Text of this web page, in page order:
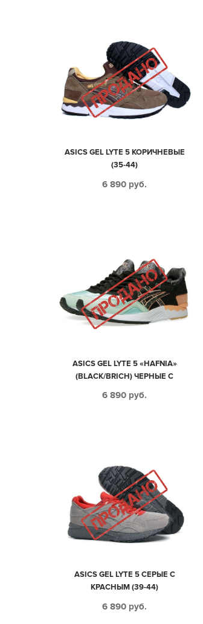
ASICS GEL LYTE 5 КОРИЧНЕВЫЕ
(35-44)
6 890 руб.
ASICS GEL LYTE 5 «HAFNIA»
(BLACK/BRICH) ЧЕРНЫЕ С
6 890 руб.
ASICS GEL LYTE 5 СЕРЫЕ С
КРАСНЫМ (39-44)
6 890 руб.